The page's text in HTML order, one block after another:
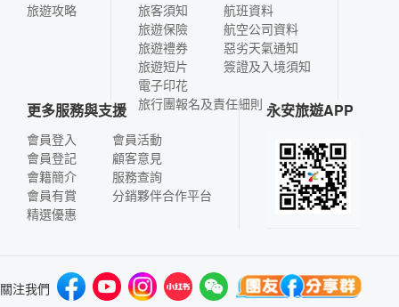
旅遊攻略
旅客須知
旅遊保險
旅遊禮券
旅遊短片
電子印花
航班資料
航空公司資料
惡劣天氣通知
簽證及入境須知
旅行團報名及責任細則
更多服務與支援
會員登入
會員登記
會籍簡介
會員有賞
精選優惠
會員活動
顧客意見
服務查詢
分銷夥伴合作平台
永安旅遊APP
關注我們